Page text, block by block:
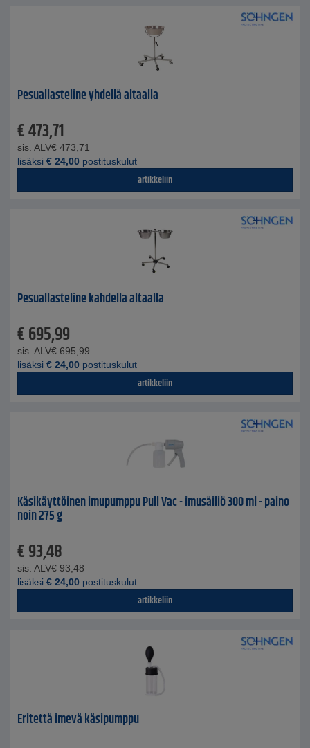
Pesuallasteline yhdellä altaalla
€473,71
sis. ALV€ 473,71
lisäksi € 24,00 postituskulut
artikkeliin
Pesuallasteline kahdella altaalla
€695,99
sis. ALV€ 695,99
lisäksi € 24,00 postituskulut
artikkeliin
Käsikäyttöinen imupumppu Pull Vac - imusäiliö 300 ml - paino
noin 275 g
€93,48
sis. ALV€ 93,48
lisäksi € 24,00 postituskulut
artikkeliin
Eritettä imevä käsipumppu